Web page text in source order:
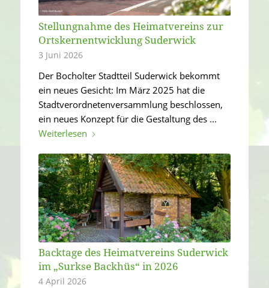
Stellungnahme des Heimatvereins zur
Ortskernentwicklung Suderwick
3 Juni 2026
Der Bocholter Stadtteil Suderwick bekommt
ein neues Gesicht: Im März 2025 hat die
Stadtverordnetenversammlung beschlossen,
ein neues Konzept für die Gestaltung des ...
Weiterlesen
Backtage des Heimatvereins Suderwick
im „Surkse Backhüs“ in 2026
4 April 2026